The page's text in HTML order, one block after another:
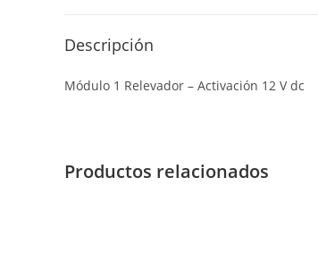
Descripción
Módulo 1 Relevador – Activación 12 V dc
Productos relacionados